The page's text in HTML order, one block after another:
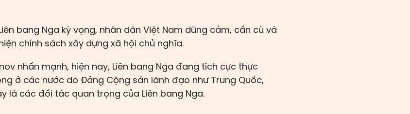
bang Nga kỳ vọng, nhân dân Việt Nam dũng cảm, cần cù và
chính sách xây dựng xã hội chủ nghĩa.
nhấn mạnh, hiện nay, Liên bang Nga đang tích cực thực
ở các nước do Đảng Cộng sản lãnh đạo như Trung Quốc,
là các đối tác quan trọng của Liên bang Nga.